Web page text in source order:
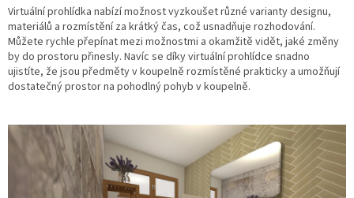
Virtuální prohlídka nabízí možnost vyzkoušet různé varianty designu,
materiálů a rozmístění za krátký čas, což usnadňuje rozhodování.
Můžete rychle přepínat mezi možnostmi a okamžitě vidět, jaké změny
by do prostoru přinesly. Navíc se díky virtuální prohlídce snadno
ujistíte, že jsou předměty v koupelně rozmístěné prakticky a umožňují
dostatečný prostor na pohodlný pohyb v koupelně.